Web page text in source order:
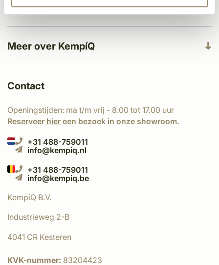
Meer over KempíQ
Categorieën
Contact
Openingstijden: ma t/m vrij - 8.00 tot 17.00 uur
Reserveer hier een bezoek in onze showroom.
+31 488-759011
info@kempiq.nl
+31 488-759011
info@kempiq.be
KempíQ B.V.
Industrieweg 2-B
4041 CR Kesteren
KVK-nummer: 83204423